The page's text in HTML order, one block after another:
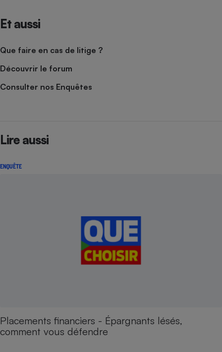
Et aussi
Que faire en cas de litige ?
Découvrir le forum
Consulter nos Enquêtes
Lire aussi
ENQUÊTE
Placements financiers - Épargnants lésés,
comment vous défendre